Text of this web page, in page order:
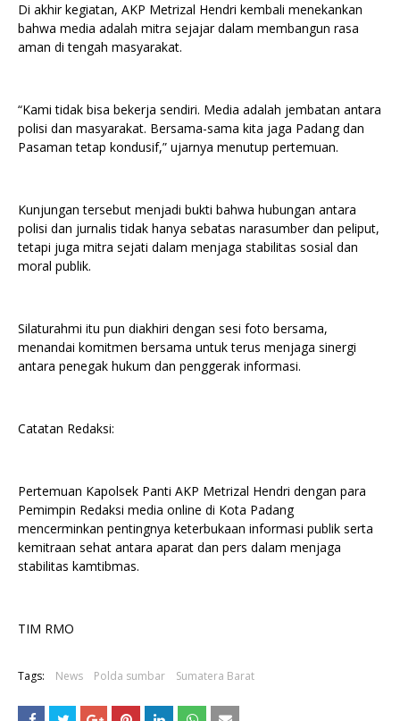
Di akhir kegiatan, AKP Metrizal Hendri kembali menekankan
bahwa media adalah mitra sejajar dalam membangun rasa
aman di tengah masyarakat.
“Kami tidak bisa bekerja sendiri. Media adalah jembatan antara
polisi dan masyarakat. Bersama-sama kita jaga Padang dan
Pasaman tetap kondusif,” ujarnya menutup pertemuan.
Kunjungan tersebut menjadi bukti bahwa hubungan antara
polisi dan jurnalis tidak hanya sebatas narasumber dan peliput,
tetapi juga mitra sejati dalam menjaga stabilitas sosial dan
moral publik.
Silaturahmi itu pun diakhiri dengan sesi foto bersama,
menandai komitmen bersama untuk terus menjaga sinergi
antara penegak hukum dan penggerak informasi.
Catatan Redaksi:
Pertemuan Kapolsek Panti AKP Metrizal Hendri dengan para
Pemimpin Redaksi media online di Kota Padang
mencerminkan pentingnya keterbukaan informasi publik serta
kemitraan sehat antara aparat dan pers dalam menjaga
stabilitas kamtibmas.
TIM RMO
Tags: News Polda sumbar Sumatera Barat